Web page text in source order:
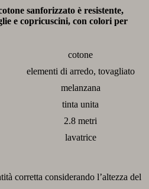
sanforizzato è resistente,
e copricuscini, con colori per
cotone
elementi di arredo, tovagliato
melanzana
tinta unita
2.8 metri
lavatrice
corretta considerando l’altezza del